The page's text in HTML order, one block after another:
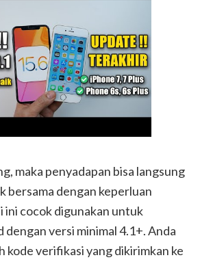
maka penyadapan bisa langsung
bersama dengan keperluan
ini cocok digunakan untuk
versi minimal 4.1+. Anda
kode verifikasi yang dikirimkan ke